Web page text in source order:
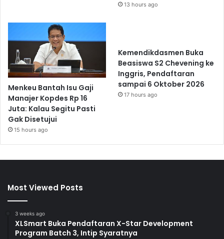
13 hours ago
Menkeu Bantah Isu Gaji
Manajer Kopdes Rp 16
Juta: Kalau Segitu Pasti
Gak Disetujui
15 hours ago
Kemendikdasmen Buka
Beasiswa S2 Chevening ke
Inggris, Pendaftaran
sampai 6 Oktober 2026
17 hours ago
Most Viewed Posts
3 weeks ago
XLSmart Buka Pendaftaran X-Star Development
Program Batch 3, Intip Syaratnya